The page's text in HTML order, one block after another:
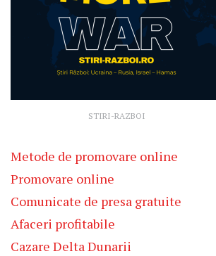
STIRI-RAZBOI
Metode de promovare online
Promovare online
Comunicate de presa gratuite
Afaceri profitabile
Cazare Delta Dunarii